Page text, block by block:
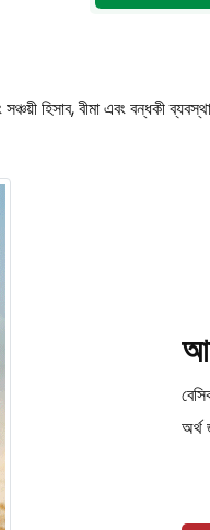
হিসাব, ​​বীমা এবং বন্ধকী
অর্থ